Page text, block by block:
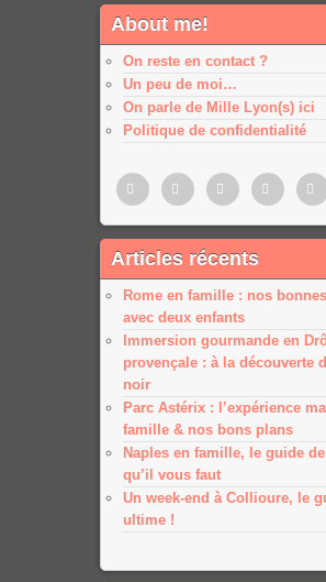
About me!
On reste en contact ?
Un peu de moi…
On parle de Mille Lyon(s) ici
Politique de confidentialité
PinterestTwitter FacebookGoogle
plus
Articles récents
Rome en famille : nos
avec deux enfants
Immersion gourmande en
provençale : à la découverte
noir
Parc Astérix : l’expérience
famille & nos bons plans
Naples en famille, le guide
qu’il vous faut
Un week-end à Collioure, le
ultime !